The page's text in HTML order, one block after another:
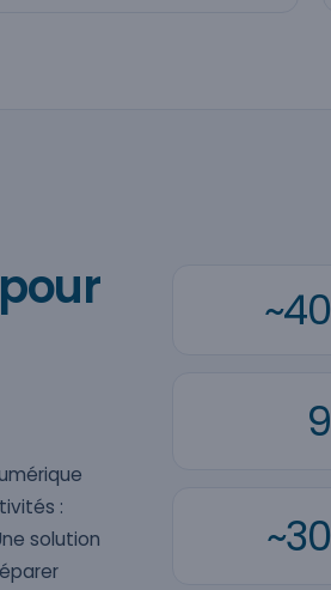
:
solution
~40
9
~30